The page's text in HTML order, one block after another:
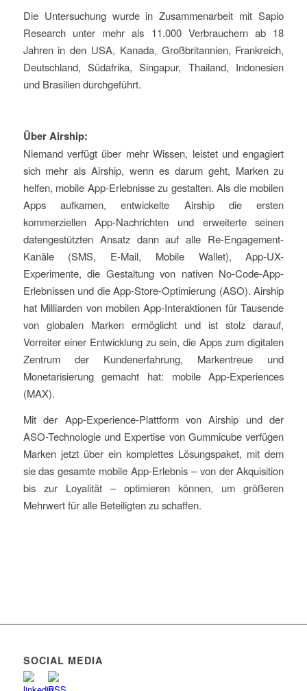
Die Untersuchung wurde in Zusammenarbeit mit Sapio
Research unter mehr als 11.000 Verbrauchern ab 18
Jahren in den USA, Kanada, Großbritannien, Frankreich,
Deutschland, Südafrika, Singapur, Thailand, Indonesien
und Brasilien durchgeführt.
Über Airship:
Niemand verfügt über mehr Wissen, leistet und engagiert
sich mehr als Airship, wenn es darum geht, Marken zu
helfen, mobile App-Erlebnisse zu gestalten. Als die mobilen
Apps aufkamen, entwickelte Airship die ersten
kommerziellen App-Nachrichten und erweiterte seinen
datengestützten Ansatz dann auf alle Re-Engagement-
Kanäle (SMS, E‑Mail, Mobile Wallet), App-UX-
Experimente, die Gestaltung von nativen No-Code-App-
Erlebnissen und die App-Store-Optimierung (ASO). Airship
hat Milliarden von mobilen App-Interaktionen für Tausende
von globalen Marken ermöglicht und ist stolz darauf,
Vorreiter einer Entwicklung zu sein, die Apps zum digitalen
Zentrum der Kundenerfahrung, Markentreue und
Monetarisierung gemacht hat: mobile App-Experiences
(MAX).
Mit der App-Experience-Plattform von Airship und der
ASO-Technologie und Expertise von Gummicube verfügen
Marken jetzt über ein komplettes Lösungspaket, mit dem
sie das gesamte mobile App-Erlebnis – von der Akquisition
bis zur Loyalität – optimieren können, um größeren
Mehrwert für alle Beteiligten zu schaffen.
SOCIAL MEDIA